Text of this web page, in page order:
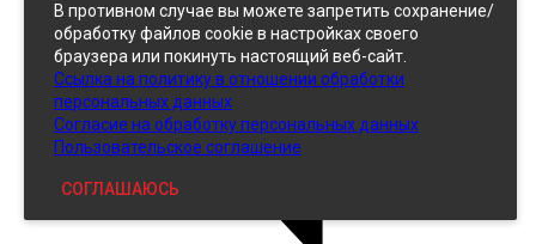
Кожзам
В противном случае вы можете запретить сохранение/
обработку файлов cookie в настройках своего
браузера или покинуть настоящий веб-сайт.
Ссылка на политику в отношении обработки
персональных данных
Согласие на обработку персональных данных
Пользовательское соглашение
СОГЛАШАЮСЬ